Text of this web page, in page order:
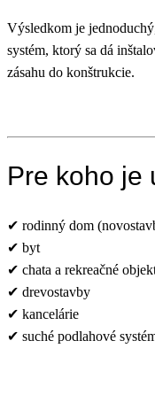
Výsledkom je
systém, ktorý sa dá
zásahu do konštrukcie.
Pre koho je
✔ rodinný dom
✔ byt
✔ chata a rekreačné
✔ drevostavby
✔ kancelárie
✔ suché podlahové